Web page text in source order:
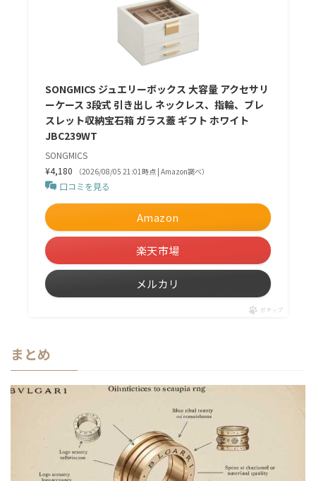
SONGMICS ジュエリーボックス 大容量 アクセサリ
ーケース 3段式 引き出し ネックレス、指輪、ブレ
スレット収納宝石箱 ガラス蓋 ギフト ホワイト
JBC239WT
SONGMICS
¥4,180
（2026/08/05 21:01時点 | Amazon調べ）
口コミを見る
Amazon
楽天市場
メルカリ
ポチップ
まとめ